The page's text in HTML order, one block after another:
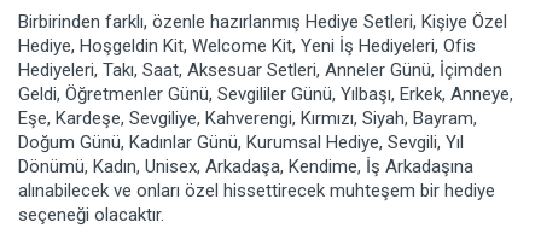
Birbirinden farklı, özenle hazırlanmış Hediye Setleri, Kişiye Özel
Hediye, Hoşgeldin Kit, Welcome Kit, Yeni İş Hediyeleri, Ofis
Hediyeleri, Takı, Saat, Aksesuar Setleri, Anneler Günü, İçimden
Geldi, Öğretmenler Günü, Sevgililer Günü, Yılbaşı, Erkek, Anneye,
Eşe, Kardeşe, Sevgiliye, Kahverengi, Kırmızı, Siyah, Bayram,
Doğum Günü, Kadınlar Günü, Kurumsal Hediye, Sevgili, Yıl
Dönümü, Kadın, Unisex, Arkadaşa, Kendime, İş Arkadaşına
alınabilecek ve onları özel hissettirecek muhteşem bir hediye
seçeneği olacaktır.